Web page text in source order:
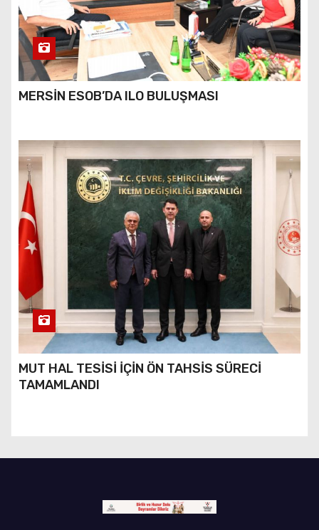
MERSİN ESOB’DA ILO BULUŞMASI
MUT HAL TESİSİ İÇİN ÖN TAHSİS SÜRECİ
TAMAMLANDI